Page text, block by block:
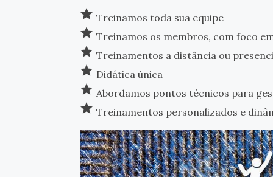
star Treinamos toda sua equipe
star Treinamos os membros, com foco
star Treinamentos a distância ou
star Didática única
star Abordamos pontos técnicos para
star Treinamentos personalizados e